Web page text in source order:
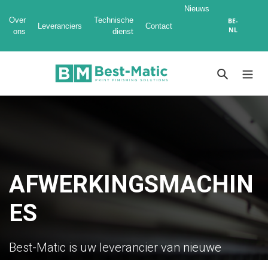
Over
ons
Leveranciers
Technische
dienst
Contact
Nieuws
BE-
NL
content
Zoeken
AFWERKINGSMACHIN
ES
Best-Matic is uw leverancier van nieuwe